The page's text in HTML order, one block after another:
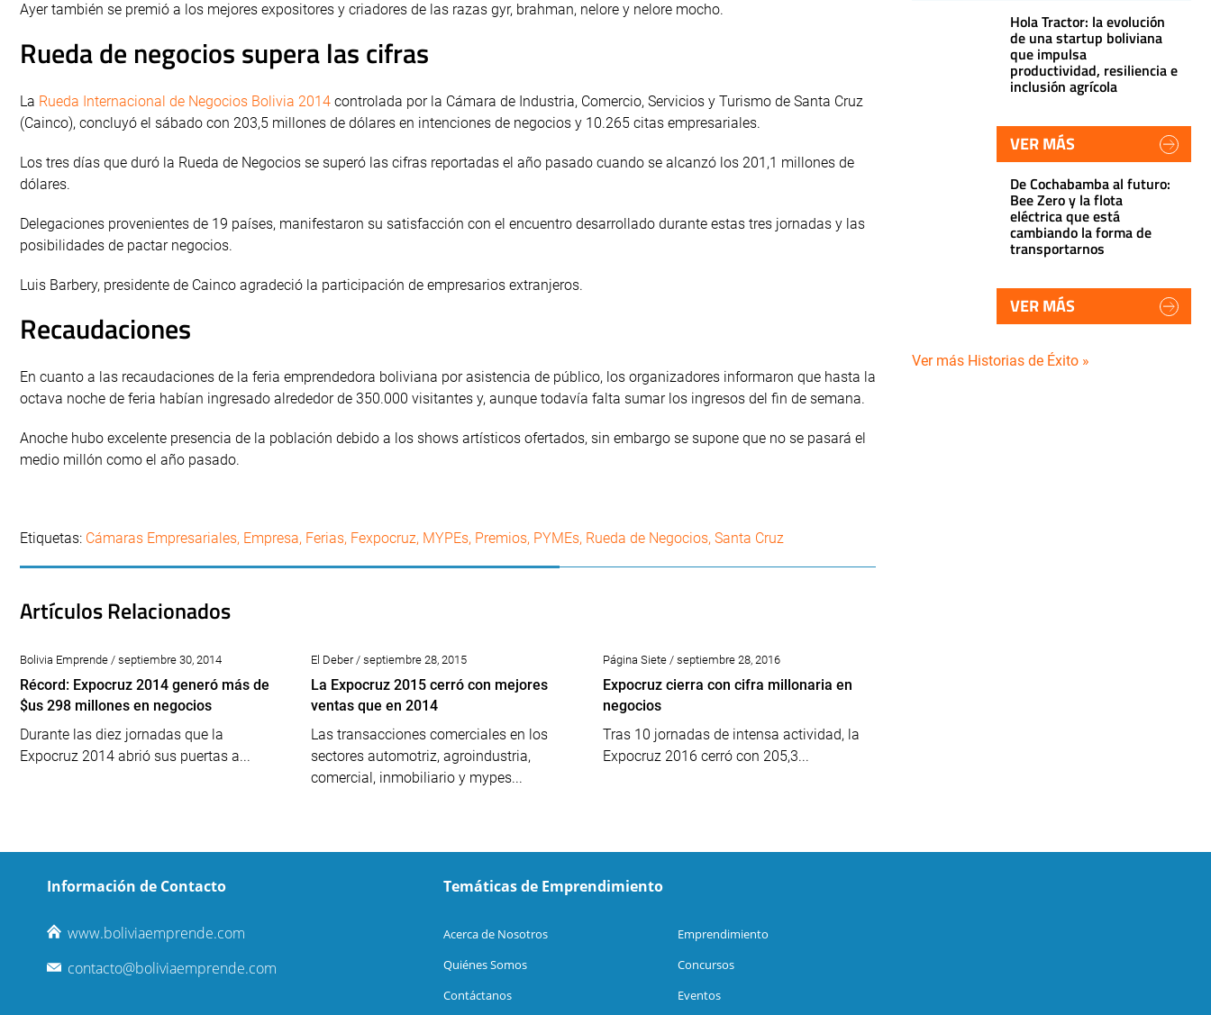
Ayer también se premió a los mejores expositores y criadores de las razas gyr, brahman, nelore y nelore mocho.
Rueda de negocios supera las cifras
La Rueda Internacional de Negocios Bolivia 2014 controlada por la Cámara de Industria, Comercio, Servicios y Turismo de Santa Cruz
(Cainco), concluyó el sábado con 203,5 millones de dólares en intenciones de negocios y 10.265 citas empresariales.
Los tres días que duró la Rueda de Negocios se superó las cifras reportadas el año pasado cuando se alcanzó los 201,1 millones de
dólares.
Delegaciones provenientes de 19 países, manifestaron su satisfacción con el encuentro desarrollado durante estas tres jornadas y las
posibilidades de pactar negocios.
Luis Barbery, presidente de Cainco agradeció la participación de empresarios extranjeros.
Recaudaciones
En cuanto a las recaudaciones de la feria emprendedora boliviana por asistencia de público, los organizadores informaron que hasta la
octava noche de feria habían ingresado alrededor de 350.000 visitantes y, aunque todavía falta sumar los ingresos del fin de semana.
Anoche hubo excelente presencia de la población debido a los shows artísticos ofertados, sin embargo se supone que no se pasará el
medio millón como el año pasado.
Etiquetas: Cámaras Empresariales, Empresa, Ferias, Fexpocruz, MYPEs, Premios, PYMEs, Rueda de Negocios, Santa Cruz
Artículos Relacionados
Bolivia Emprende / septiembre 30, 2014
Récord: Expocruz 2014 generó más de
$us 298 millones en negocios
Durante las diez jornadas que la
Expocruz 2014 abrió sus puertas a...
El Deber / septiembre 28, 2015
La Expocruz 2015 cerró con mejores
ventas que en 2014
Las transacciones comerciales en los
sectores automotriz, agroindustria,
comercial, inmobiliario y mypes...
Página Siete / septiembre 28, 2016
Expocruz cierra con cifra millonaria en
negocios
Tras 10 jornadas de intensa actividad, la
Expocruz 2016 cerró con 205,3...
Hola Tractor: la evolución
de una startup boliviana
que impulsa
productividad, resiliencia e
inclusión agrícola
VER MÁS
De Cochabamba al futuro:
Bee Zero y la flota
eléctrica que está
cambiando la forma de
transportarnos
VER MÁS
Ver más Historias de Éxito »
Información de Contacto
www.boliviaemprende.com
contacto@boliviaemprende.com
Temáticas de Emprendimiento
Acerca de Nosotros
Quiénes Somos
Contáctanos
Emprendimiento
Concursos
Eventos